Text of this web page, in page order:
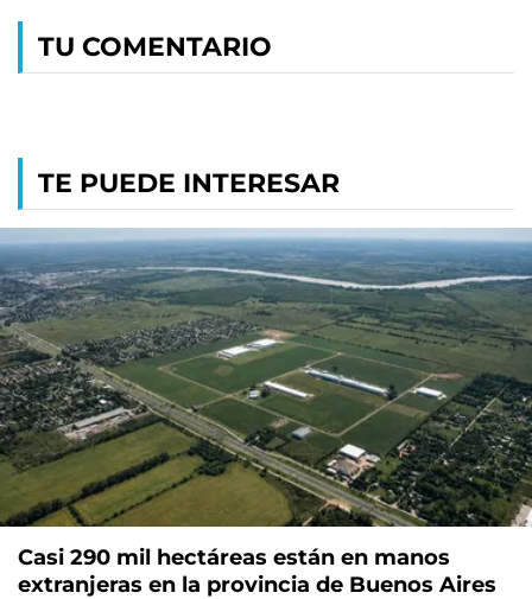
TU COMENTARIO
TE PUEDE INTERESAR
Casi 290 mil hectáreas están en manos
extranjeras en la provincia de Buenos Aires